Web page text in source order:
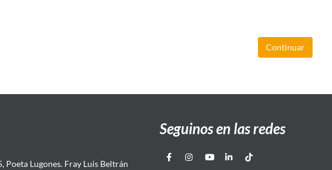
Continuar
Poeta Lugones. Fray Luis Beltrán
Seguinos en las redes